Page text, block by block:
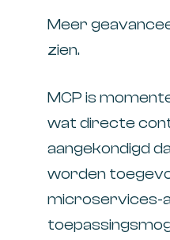
Meer
zien.
MCP is
wat directe
aangekondigd
worden
microservices-